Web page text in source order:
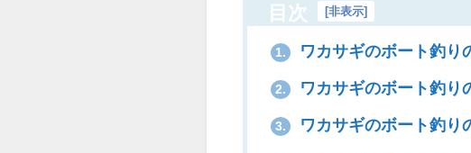
目次 [非表示]
1. ワカサギのボート釣り
2. ワカサギのボート釣り
3. ワカサギのボート釣り